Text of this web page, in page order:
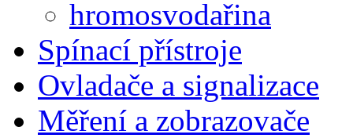
hromosvodařina
Spínací přístroje
Ovladače a signalizace
Měření a zobrazovače